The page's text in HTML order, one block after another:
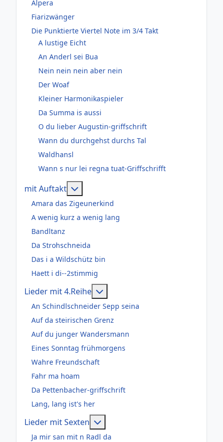
Alpera
Fiarizwänger
Die Punktierte Viertel Note im 3/4 Takt
A lustige Eicht
An Anderl sei Bua
Nein nein nein aber nein
Der Woaf
Kleiner Harmonikaspieler
Da Summa is aussi
O du lieber Augustin-griffschrift
Wann du durchgehst durchs Tal
Waldhansl
Wann s nur lei regna tuat-Griffschrifft
mit Auftakt
Amara das Zigeunerkind
A wenig kurz a wenig lang
Bandltanz
Da Strohschneida
Das i a Wildschütz bin
Haett i di--2stimmig
Lieder mit 4.Reihe
An Schindlschneider Sepp seina
Auf da steirischen Grenz
Auf du junger Wandersmann
Eines Sonntag frühmorgens
Wahre Freundschaft
Fahr ma hoam
Da Pettenbacher-griffschrift
Lang, lang ist's her
Lieder mit Sexten
Ja mir san mit n Radl da